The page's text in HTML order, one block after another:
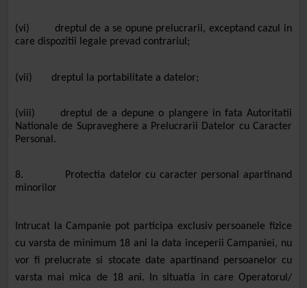
(vi) dreptul de a se opune prelucrarii, exceptand cazul in
care dispozitii legale prevad contrariul;
(vii) dreptul la portabilitate a datelor;
(viii) dreptul de a depune o plangere in fata Autoritatii
Nationale de Supraveghere a Prelucrarii Datelor cu Caracter
Personal.
8. Protectia datelor cu caracter personal apartinand
minorilor
Intrucat la Campanie pot participa exclusiv persoanele fizice
cu varsta de minimum 18 ani la data inceperii Campaniei, nu
vor fi prelucrate si stocate date apartinand persoanelor cu
varsta mai mica de 18 ani. In situatia in care Operatorul/